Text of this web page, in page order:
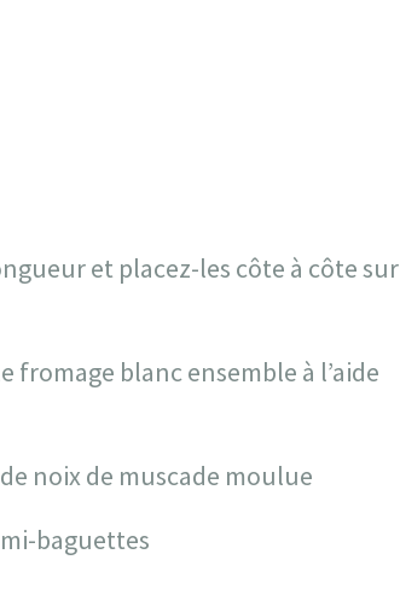
et placez-les côte à côte sur
fromage blanc ensemble à l’aide
noix de muscade moulue
baguettes